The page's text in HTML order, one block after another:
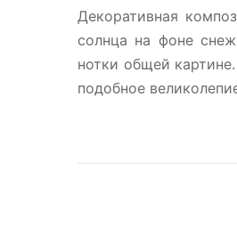
Декоративная
солнца на фоне
нотки общей
подобное